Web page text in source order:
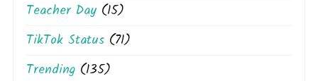
Teacher Day (15)
TikTok Status (71)
Trending (135)